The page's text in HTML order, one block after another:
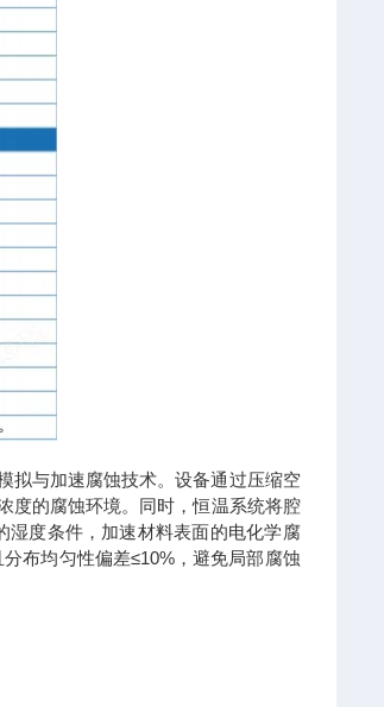
与加速腐蚀技术。设备通过压缩空
度的腐蚀环境。同时，恒温系统将腔
度条件，加速材料表面的电化学腐
布均匀性偏差≤10%，避免局部腐蚀